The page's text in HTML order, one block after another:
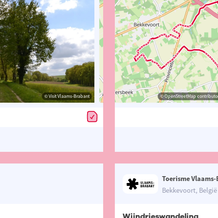
© Visit Vlaams-Brabant © OpenStreetMap contributors,
© Visit Vlaams-Brabant © OpenStreetMap
Toerisme
Bekkevoort, België